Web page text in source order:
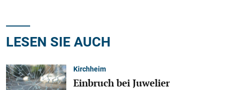
LESEN SIE AUCH
Kirchheim
Einbruch bei Juwelier